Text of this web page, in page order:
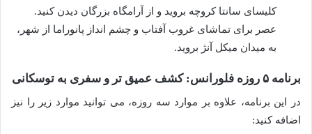
کلیسای سانتا کروچه بروید و از آرامگاه بزرگان دیدن کنید.
عصر برای تماشای غروب آفتاب و چشم انداز پانوراما از شهر،
به میدان میکل آنژ بروید.
برنامه ۵ روزه فلورانس: کشف عمیق تر و سفری به توسکانی
در این برنامه، علاوه بر موارد سه روزه، می توانید موارد زیر را نیز
اضافه کنید: